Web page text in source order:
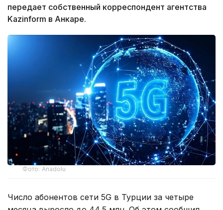
передает собственный корреспондент агентства
Kazinform в Анкаре.
Фото: Anadolu
Число абонентов сети 5G в Турции за четыре